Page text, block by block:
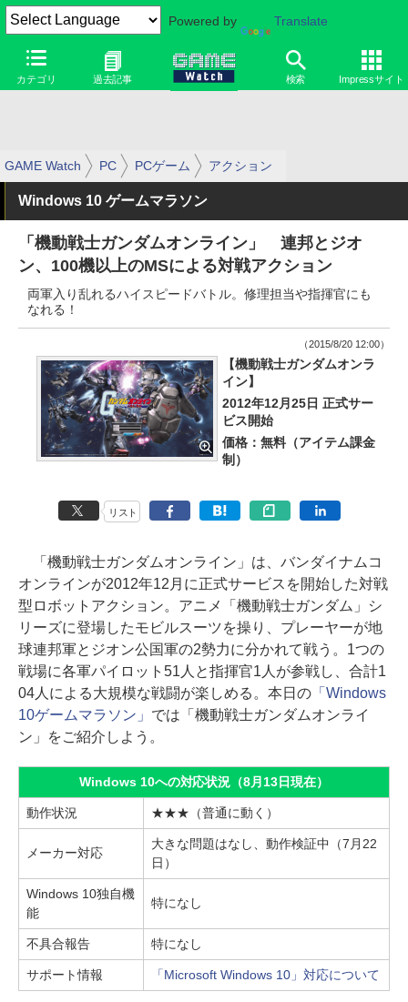
Powered by Translate
カテゴリ 過去記事 検索 Impressサイト
GAME Watch PC PCゲーム アクション
Windows 10 ゲームマラソン
「機動戦士ガンダムオンライン」 連邦とジオ
ン、100機以上のMSによる対戦アクション
両軍入り乱れるハイスピードバトル。修理担当や指揮官にも
なれる！
（2015/8/20 12:00）
【機動戦士ガンダムオンラ
イン】
2012年12月25日 正式サー
ビス開始
価格：無料（アイテム課金
制）
リスト
「機動戦士ガンダムオンライン」は、バンダイナムコ
オンラインが2012年12月に正式サービスを開始した対戦
型ロボットアクション。アニメ「機動戦士ガンダム」シ
リーズに登場したモビルスーツを操り、プレーヤーが地
球連邦軍とジオン公国軍の2勢力に分かれて戦う。1つの
戦場に各軍パイロット51人と指揮官1人が参戦し、合計1
04人による大規模な戦闘が楽しめる。本日の「Windows
10ゲームマラソン」 では「機動戦士ガンダムオンライ
ン」をご紹介しよう。
Windows 10への対応状況（8月13日現在）
動作状況 ★★★（普通に動く）
メーカー対応
大きな問題はなし、動作検証中（7月22
日）
Windows 10独自機
能
特になし
不具合報告 特になし
サポート情報 「Microsoft Windows 10」対応について